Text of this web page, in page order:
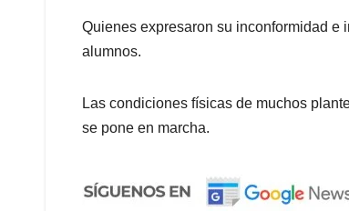
Quienes expresaron su inconformidad
alumnos.
Las condiciones físicas de muchos
se pone en marcha.